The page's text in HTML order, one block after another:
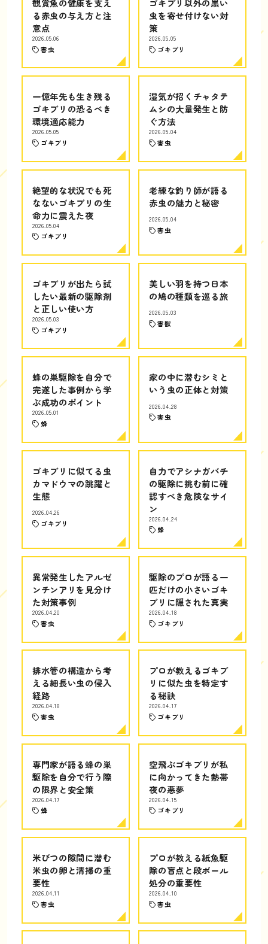
観賞魚の健康を支え
る赤虫の与え方と注
意点
2026.05.06
害虫
ゴキブリ以外の黒い
虫を寄せ付けない対
策
2026.05.05
ゴキブリ
一億年先も生き残る
ゴキブリの恐るべき
環境適応能力
2026.05.05
ゴキブリ
湿気が招くチャタテ
ムシの大量発生と防
ぐ方法
2026.05.04
害虫
絶望的な状況でも死
なないゴキブリの生
命力に震えた夜
2026.05.04
ゴキブリ
老練な釣り師が語る
赤虫の魅力と秘密
2026.05.04
害虫
ゴキブリが出たら試
したい最新の駆除剤
と正しい使い方
2026.05.03
ゴキブリ
美しい羽を持つ日本
の鳩の種類を巡る旅
2026.05.03
害獣
蜂の巣駆除を自分で
完遂した事例から学
ぶ成功のポイント
2026.05.01
蜂
家の中に潜むシミと
いう虫の正体と対策
2026.04.28
害虫
ゴキブリに似てる虫
カマドウマの跳躍と
生態
2026.04.26
ゴキブリ
自力でアシナガバチ
の駆除に挑む前に確
認すべき危険なサイ
ン
2026.04.24
蜂
異常発生したアルゼ
ンチンアリを見分け
た対策事例
2026.04.20
害虫
駆除のプロが語る一
匹だけの小さいゴキ
ブリに隠された真実
2026.04.18
ゴキブリ
排水管の構造から考
える細長い虫の侵入
経路
2026.04.18
害虫
プロが教えるゴキブ
リに似た虫を特定す
る秘訣
2026.04.17
ゴキブリ
専門家が語る蜂の巣
駆除を自分で行う際
の限界と安全策
2026.04.17
蜂
空飛ぶゴキブリが私
に向かってきた熱帯
夜の悪夢
2026.04.15
ゴキブリ
米びつの隙間に潜む
米虫の卵と清掃の重
要性
2026.04.11
害虫
プロが教える紙魚駆
除の盲点と段ボール
処分の重要性
2026.04.10
害虫